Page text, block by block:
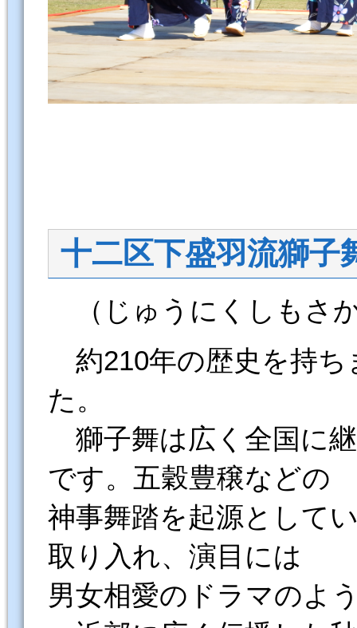
十二区下盛羽流獅子
（じゅうにくしもさ
約210年の歴史を持ち
た。
獅子舞は広く全国に
です。五穀豊穣などの
神事舞踏を起源として
取り入れ、演目には
男女相愛のドラマのよ